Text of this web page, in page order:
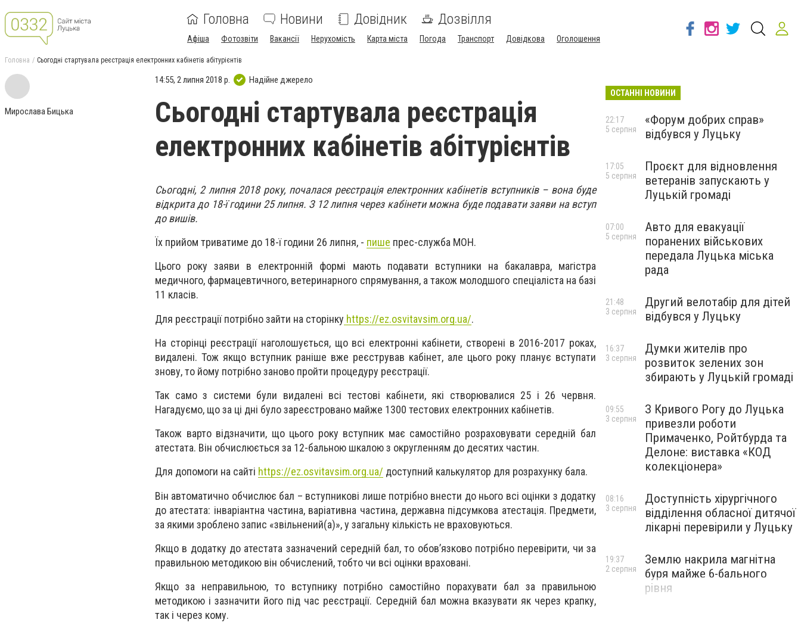
Головна Новини Довідник Дозвілля
Афіша Фотозвіти Вакансії Нерухомість Карта міста Погода Транспорт Довідкова Оголошення
Головна Сьогодні стартувала реєстрація електронних кабінетів абітурієнтів
Мирослава Бицька
14:55, 2 липня 2018 р. Надійне джерело
Сьогодні стартувала реєстрація
електронних кабінетів абітурієнтів
Сьогодні, 2 липня 2018 року, почалася реєстрація електронних кабінетів вступників – вона буде
відкрита до 18-ї години 25 липня. З 12 липня через кабінети можна буде подавати заяви на вступ
до вишів.
Їх прийом триватиме до 18-ї години 26 липня, - пише прес-служба МОН.
Цього року заяви в електронній формі мають подавати вступники на бакалавра, магістра
медичного, фармацевтичного, ветеринарного спрямування, а також молодшого спеціаліста на базі
11 класів.
Для реєстрації потрібно зайти на сторінку https://ez.osvitavsim.org.ua/.
На сторінці реєстрації наголошується, що всі електронні кабінети, створені в 2016-2017 роках,
видалені. Тож якщо вступник раніше вже реєстрував кабінет, але цього року планує вступати
знову, то йому потрібно заново пройти процедуру реєстрації.
Так само з системи були видалені всі тестові кабінети, які створювалися 25 і 26 червня.
Нагадуємо, що за ці дні було зареєстровано майже 1300 тестових електронних кабінетів.
Також варто відзначити, що цього року вступник має самостійно розраховувати середній бал
атестата. Він обчислюється за 12-бальною шкалою з округленням до десятих частин.
Для допомоги на сайті https://ez.osvitavsim.org.ua/ доступний калькулятор для розрахунку бала.
Він автоматично обчислює бал – вступникові лише потрібно внести до нього всі оцінки з додатку
до атестата: інваріантна частина, варіативна частина, державна підсумкова атестація. Предмети,
за якими зроблено запис «звільнений(а)», у загальну кількість не враховуються.
Якщо в додатку до атестата зазначений середній бал, то обов’язково потрібно перевірити, чи за
правильною методикою він обчислений, тобто чи всі оцінки враховані.
Якщо за неправильною, то вступнику потрібно самостійно порахувати бал за правильною
методикою і зазначити його під час реєстрації. Середній бал можна вказувати як через крапку,
так і через кому.
ОСТАННІ НОВИНИ
«Форум добрих справ»
відбувся у Луцьку
22:17
5 серпня
Проєкт для відновлення
ветеранів запускають у
Луцькій громаді
17:05
5 серпня
Авто для евакуації
поранених військових
передала Луцька міська
рада
07:00
5 серпня
Другий велотабір для дітей
відбувся у Луцьку
21:48
3 серпня
Думки жителів про
розвиток зелених зон
збирають у Луцькій громаді
16:37
3 серпня
З Кривого Рогу до Луцька
привезли роботи
Примаченко, Ройтбурда та
Делоне: виставка «КОД
колекціонера»
09:55
3 серпня
Доступність хірургічного
відділення обласної дитячої
лікарні перевірили у Луцьку
08:16
3 серпня
Землю накрила магнітна
буря майже 6-бального
рівня
19:37
2 серпня